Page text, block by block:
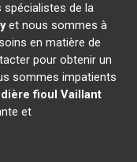
de la
et nous sommes à
en matière de
pour obtenir un
sommes impatients
fioul Vaillant
et